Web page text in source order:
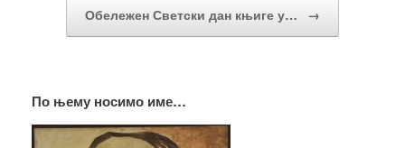
Обележен Светски дан књиге у… →
По њему носимо име…